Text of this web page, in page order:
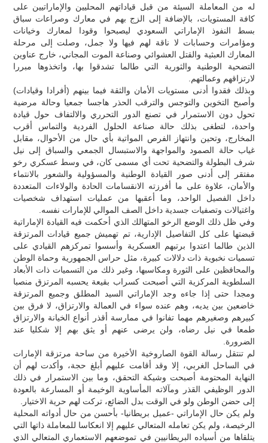
له من المعاملة السيئة من قبل قياداتهم المحليين والإماراتيين على
كافة المستويات، بالإضافة إلى الزج بهم في معارك وصراعات سباق
بسط النفوذ الإماراتي السعودي ليصبحوا وقودا لمعارك وخيانات
ومؤامرات وحسابات لا ناقة لهم فيها ولا جمل، وصلت إلى مرحلة
المعارك العبثية والقتل العشوائي وصناعة الموت المجاني، خارج عناوين
التضحية الوطنية والثورية التي طالما تشدقوا بها، واتخذوها مبررا
لارتزاقهم وعمالتهم.
وبذلك فقدوا أدنى مستويات الأمان والثقة فيما بينهم (أفرادا وقيادات)
وأصبح التخوين والتوجس والترقب الحذر هاجسا جمعيا وحالة مرضية
تحول دون الاستمرار في تصنع الدور التحرري والالتفاف حول قيادة
واحدة، لتطغى بذلك حالة صناعة الحلول الفردية والتماس أقرب
المخارج، وتحين وانتهاز الفرص المواتية بأي حال من الأحوال، مقابل
غياب حالة الصمود والمواجهة والاستبسال الجمعي والسباق إلى نيل
شرف البطولة والتضحية تحت أي مسمى كان، في وسط عسكري رخو
مفتقر إلى أدنى صور القيادة الوطنية والمسؤولية والشعور بالانتماء
والأمان، علاوة على ما أفرزته الانقسامات الحادة والولاءات المتعددة
داخل الفصيل الواحد، وما أعقبها من عمليات استهداف شخصيات
واغتيالات وتصفيات جسدية داخل الصف الموالي للإمارات نفسه.
وفي ظل ذلك الوضع الرخو المتهالك الذي أحكمت فيه القيادة الإماراتية
قبضتها على كل التفاصيل الإدارية، تم تهميش جميع قيادات المرتزقة
الذين طالما اعتدوا برتبهم العسكرية وأسسوا تمركزهم القيادي على
تسميات نخبوية ذات دلالات كبيرة، مثل حراس الجمهورية وحماة الوطن
والمحافظين على الثورة ومكاسبها، وغير ذلك من التسميات ذات الأبعاد
السلطوية المركزية التي أصبحت كسراب بقيعة يحسبه المرتزق منصبا
ومجدا حتى إذا جاءه وجد الإماراتي السيد المطلق وجميع المرتزقة
خاضعين بين يديه، وهم عنده سواء في العمالة والارتزاق، لا فرق بين
كبيرهم وصغيرهم مهما تفانوا في ممارسة أقذر أنواع الخيانة والارتزاق
طمعا في نيل رضاه، ولن يرضى عنهم أو يثق بهم إلا شكليا عند
الضرورة.
لم تنتقل رسالة القوة الصاروخية الأخيرة من ساحة مرتزقة الإمارات
في الساحل الغربي، إلا وقد أقامت عليهم أبلغ حجة، وأكدت لهم أن
النهاية المحتومة أصبحت وشيكة التحقق، وما بين الاستمرار في ذلك
الدور الوظيفي القذر ومآلاته المأساوية الوخيمة أو المسارعة بالعودة
إلى حضن الوطن ولو في الوقت بدل الضائع، تركت لهم حرية الاختيار.
ولم يكن حال الإماراتي -عميل بريطانيا- بأحسن من حال أدواته المحلية
الرخيصة، ولم يكن تعامله المتعالي عليهم إلا انعكاسا للمعاملة ذاتها التي
يتلقاها من أسياده البريطانيين في تموضعهم الاستعماري المتعالي الذي